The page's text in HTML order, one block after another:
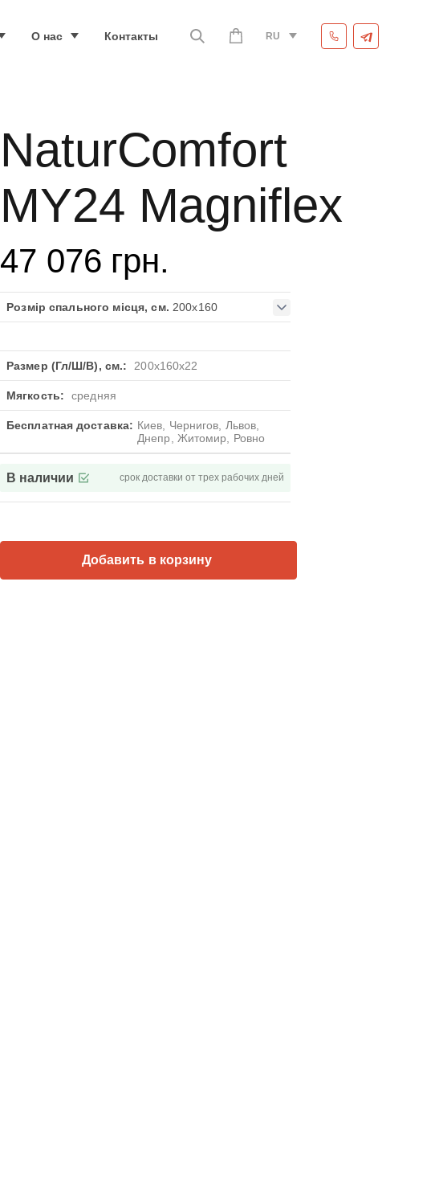
О нас Контакты RU
NaturComfort
MY24 Magniflex
47 076 грн.
Розмір спального місця, см. 200x160
Размер (Гл/Ш/В), см.: 200x160x22
Мягкость: средняя
Бесплатная доставка: Киев, Чернигов, Львов,
Днепр, Житомир, Ровно
В наличии срок доставки от трех рабочих дней
Добавить в корзину